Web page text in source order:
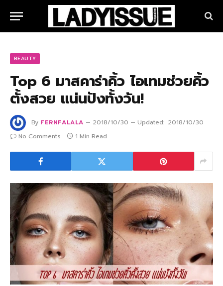
BEAUTY
Top 6 มาสคาร่าคิ้ว ไอเทมช่วยคิ้ว
ตั้งสวย แน่นปังทั้งวัน!
By FERNFALALA 2018/10/30 Updated: 2018/10/30
No Comments
1 Min Read